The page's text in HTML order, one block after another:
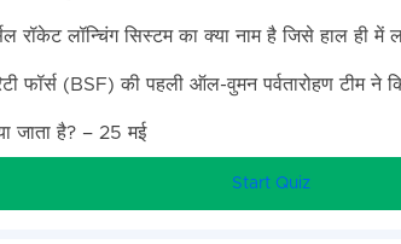
लॉन्चिंग सिस्टम का क्या नाम है जिसे हाल ही में
फॉर्स (BSF) की पहली ऑल-वुमन पर्वतारोहण टीम
जाता है? – 25 मई
Start Quiz